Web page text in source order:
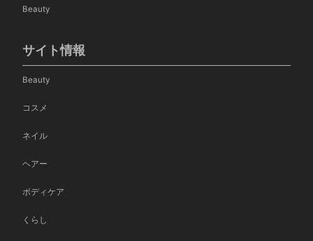
Beauty
サイト情報
Beauty
コスメ
ネイル
ヘアー
ボディケア
くらし